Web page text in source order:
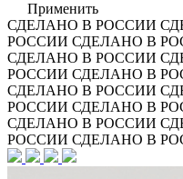
Применить
СДЕЛАНО В РОССИИ
РОССИИ СДЕЛАНО В
СДЕЛАНО В РОССИИ
РОССИИ СДЕЛАНО В
СДЕЛАНО В РОССИИ
РОССИИ СДЕЛАНО В
СДЕЛАНО В РОССИИ
РОССИИ СДЕЛАНО В